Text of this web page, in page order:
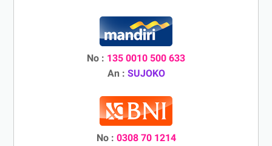
No : 135 0010 500 633
An : SUJOKO
No : 0308 70 1214